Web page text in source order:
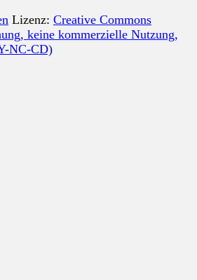
Lizenz: Creative Commons
keine kommerzielle Nutzung,
NC-CD)